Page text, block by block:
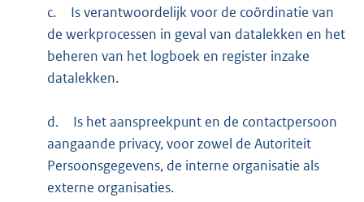
c.
Is verantwoordelijk voor de coördinatie van
de werkprocessen in geval van datalekken en het
beheren van het logboek en register inzake
datalekken.
d.
Is het aanspreekpunt en de contactpersoon
aangaande privacy, voor zowel de Autoriteit
Persoonsgegevens, de interne organisatie als
externe organisaties.